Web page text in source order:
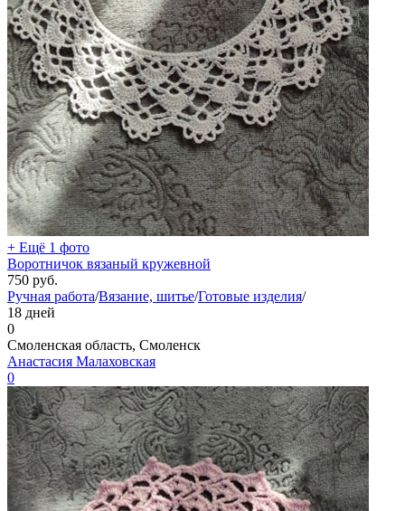
+ Ещё 1 фото
Воротничок вязаный кружевной
750 руб.
Ручная работа/Вязание, шитье/Готовые изделия/
18 дней
0
Смоленская область, Смоленск
Анастасия Малаховская
0